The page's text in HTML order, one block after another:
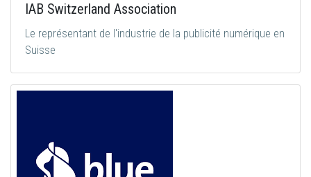
IAB Switzerland Association
Le représentant de l'industrie de la publicité numérique en
Suisse